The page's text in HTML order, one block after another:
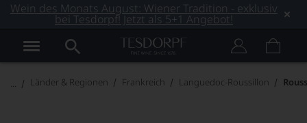
Wein des Monats August: Wiener Tradition - exklusiv
bei Tesdorpf! Jetzt als 5+1 Angebot!
Länder & Regionen Frankreich Languedoc-Roussillon